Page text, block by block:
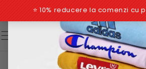
CONȚINUT
FILTRE